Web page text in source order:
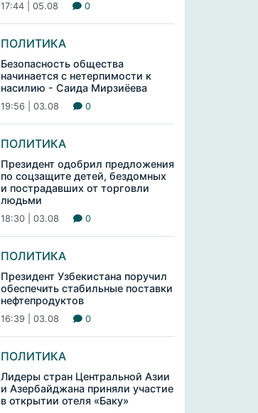
17:44 | 05.08 0
ПОЛИТИКА
Безопасность общества
начинается с нетерпимости к
насилию - Саида Мирзиёева
19:56 | 03.08 0
ПОЛИТИКА
Президент одобрил предложения
по соцзащите детей, бездомных
и пострадавших от торговли
людьми
18:30 | 03.08 0
ПОЛИТИКА
Президент Узбекистана поручил
обеспечить стабильные поставки
нефтепродуктов
16:39 | 03.08 0
ПОЛИТИКА
Лидеры стран Центральной Азии
и Азербайджана приняли участие
в открытии отеля «Баку»